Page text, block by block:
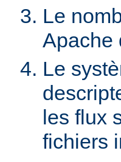
Le
Apache
Le
les flux
fichiers